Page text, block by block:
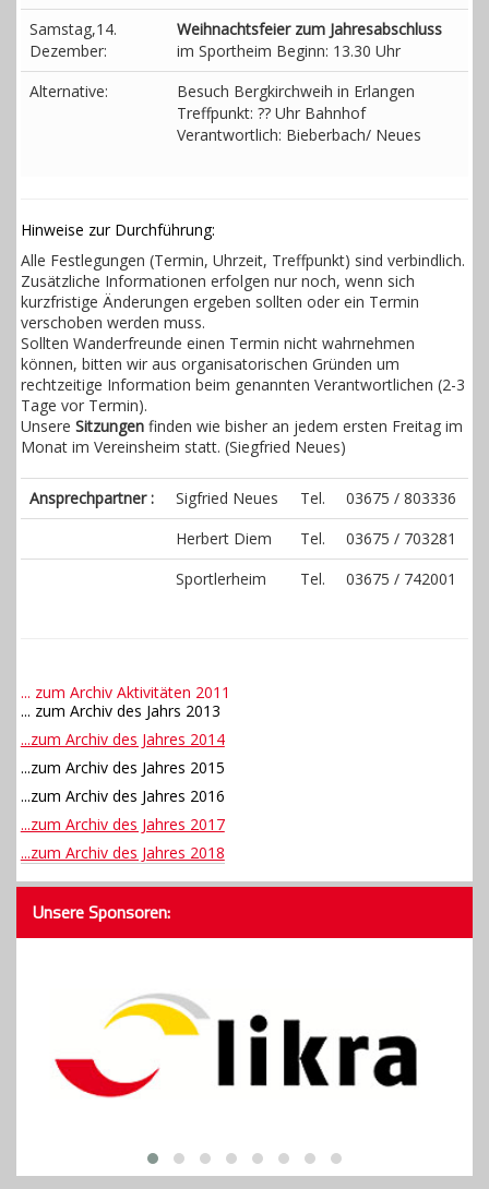
Samstag,14.
Dezember:
Weihnachtsfeier zum Jahresabschluss
im Sportheim Beginn: 13.30 Uhr
Alternative:
Besuch Bergkirchweih in Erlangen
Treffpunkt: ?? Uhr Bahnhof
Verantwortlich: Bieberbach/ Neues
Hinweise zur Durchführung:
Alle Festlegungen (Termin, Uhrzeit, Treffpunkt) sind verbindlich.
Zusätzliche Informationen erfolgen nur noch, wenn sich
kurzfristige Änderungen ergeben sollten oder ein Termin
verschoben werden muss.
Sollten Wanderfreunde einen Termin nicht wahrnehmen
können, bitten wir aus organisatorischen Gründen um
rechtzeitige Information beim genannten Verantwortlichen (2-3
Tage vor Termin).
Unsere Sitzungen finden wie bisher an jedem ersten Freitag im
Monat im Vereinsheim statt. (Siegfried Neues)
Ansprechpartner : Sigfried Neues Tel.
03675 / 803336
Herbert Diem
Tel.
03675 / 703281
Sportlerheim
Tel. 03675 / 742001
... zum Archiv Aktivitäten 2011
... zum Archiv des Jahrs 2013
...zum Archiv des Jahres 2014
...zum Archiv des Jahres 2015
...zum Archiv des Jahres 2016
...zum Archiv des Jahres 2017
...zum Archiv des Jahres 2018
Unsere Sponsoren: